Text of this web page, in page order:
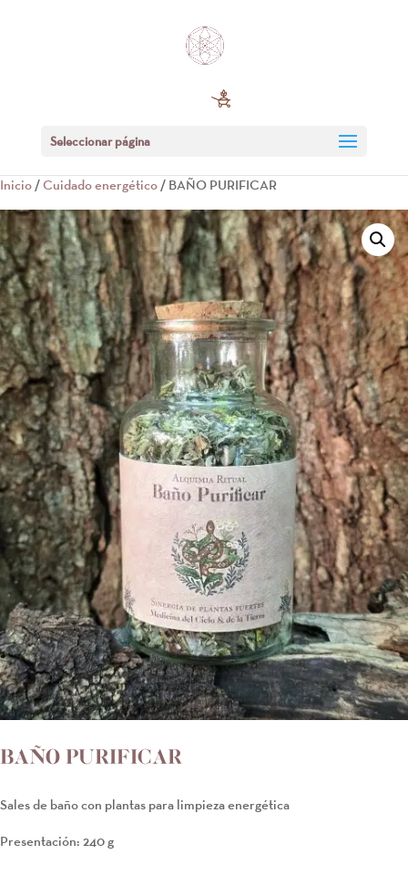
Seleccionar página
Inicio/Cuidado energético/ BAÑO PURIFICAR
BAÑO PURIFICAR
Sales de baño con plantas para limpieza energética
Presentación: 240 g